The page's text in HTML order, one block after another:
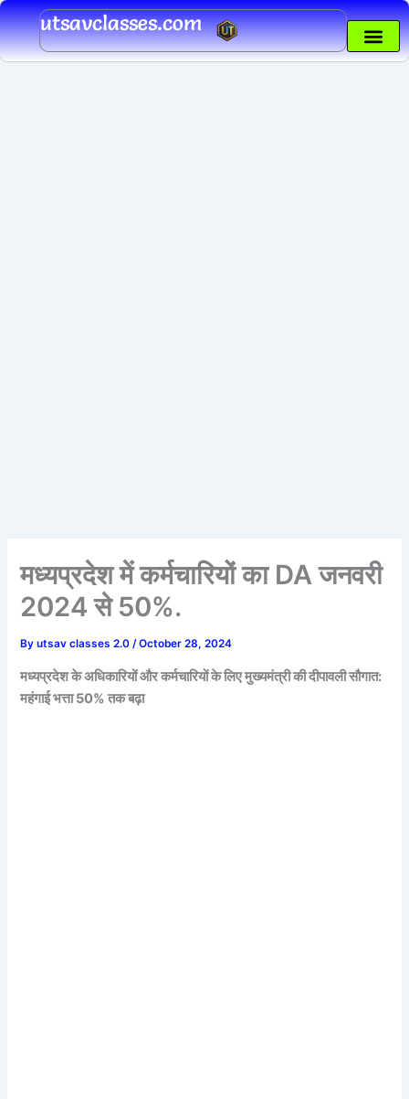
Skip
to
content
utsavclasses.com
मध्यप्रदेश में कर्मचारियों का DA जनवरी
2024 से 50%.
Byutsav classes 2.0/October 28, 2024
मध्यप्रदेश के अधिकारियों और कर्मचारियों के लिए मुख्यमंत्री की दीपावली सौगात:
महंगाई भत्ता 50% तक बढ़ा